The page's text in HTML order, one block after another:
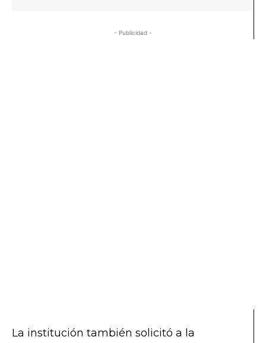
- Publicidad -
La institución también solicitó a la